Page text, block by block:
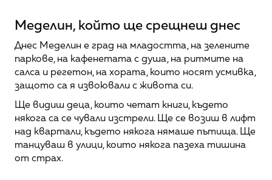
Меделин, който ще срещнеш днес
Днес Меделин е град на младостта, на зелените
паркове, на кафенетата с душа, на ритмите на
салса и регетон, на хората, които носят усмивка,
защото са я извоювали с живота си.
Ще видиш деца, които четат книги, където
някога са се чували изстрели. Ще се возиш в лифт
над квартали, където някога нямаше пътища. Ще
танцуваш в улици, които някога пазеха тишина
от страх.